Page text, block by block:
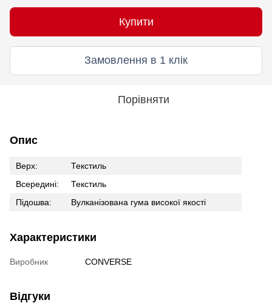
Купити
Замовлення в 1 клік
Порівняти
Опис
Верх:
Текстиль
Всередині:
Текстиль
Підошва:
Вулканізована гума високої якості
Характеристики
Виробник CONVERSE
Відгуки